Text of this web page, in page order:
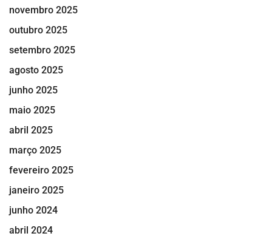
novembro 2025
outubro 2025
setembro 2025
agosto 2025
junho 2025
maio 2025
abril 2025
março 2025
fevereiro 2025
janeiro 2025
junho 2024
abril 2024